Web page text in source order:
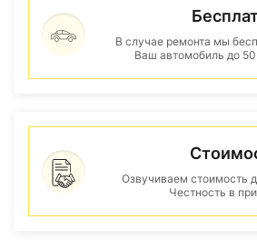
В случае ремонта мы
Ваш автомобиль до
Озвучиваем стоимость
Честность в